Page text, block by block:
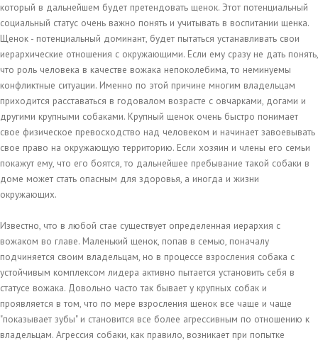
который в дальнейшем будет претендовать щенок. Этот потенциальный
социальный статус очень важно понять и учитывать в воспитании щенка.
Щенок - потенциальный доминант, будет пытаться устанавливать свои
иерархические отношения с окружающими. Если ему сразу не дать понять,
что роль человека в качестве вожака непоколебима, то неминуемы
конфликтные ситуации. Именно по этой причине многим владельцам
приходится расставаться в годовалом возрасте с овчарками, догами и
другими крупными собаками. Крупный щенок очень быстро понимает
свое физическое превосходство над человеком и начинает завоевывать
свое право на окружающую территорию. Если хозяин и члены его семьи
покажут ему, что его боятся, то дальнейшее пребывание такой собаки в
доме может стать опасным для здоровья, а иногда и жизни
окружающих.
Известно, что в любой стае существует определенная иерархия с
вожаком во главе. Маленький щенок, попав в семью, поначалу
подчиняется своим владельцам, но в процессе взросления собака с
устойчивым комплексом лидера активно пытается установить себя в
статусе вожака. Довольно часто так бывает у крупных собак и
проявляется в том, что по мере взросления щенок все чаще и чаще
"показывает зубы" и становится все более агрессивным по отношению к
владельцам. Агрессия собаки, как правило, возникает при попытке